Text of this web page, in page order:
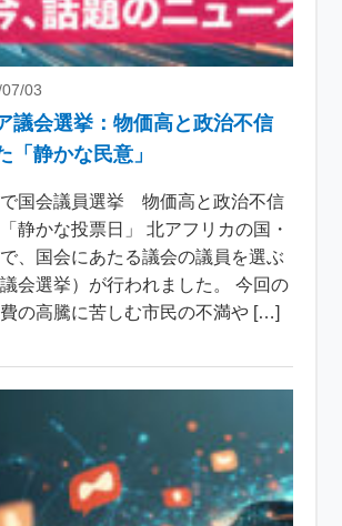
03
議会選挙：物価高と政治不信
「静かな民意」
国会議員選挙 物価高と政治不信
静かな投票日」 北アフリカの国・
、国会にあたる議会の議員を選ぶ
会選挙）が行われました。 今回の
の高騰に苦しむ市民の不満や […]